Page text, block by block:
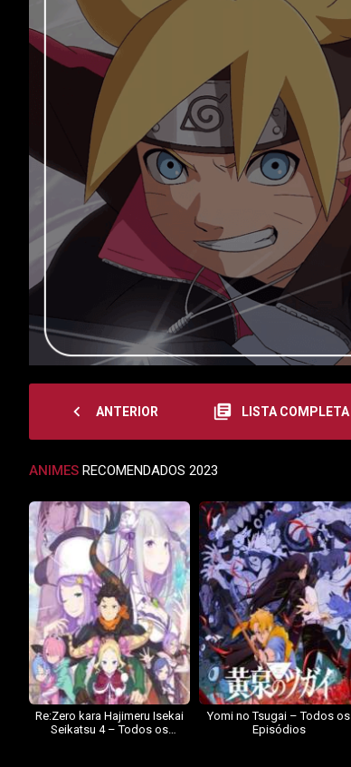
navigate_before ANTERIOR library_books LISTA COMPLETA
ANIMES RECOMENDADOS 2023
Re:Zero kara Hajimeru Isekai
Seikatsu 4 – Todos os
Yomi no Tsugai – Todos os
Episódios